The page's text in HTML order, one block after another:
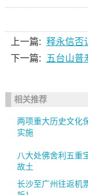
上一篇: 释永信否
下一篇:
五台山普
相关推荐
两项重大历史文化
实施
八大处佛舍利五重
故土
长沙至广州往返机